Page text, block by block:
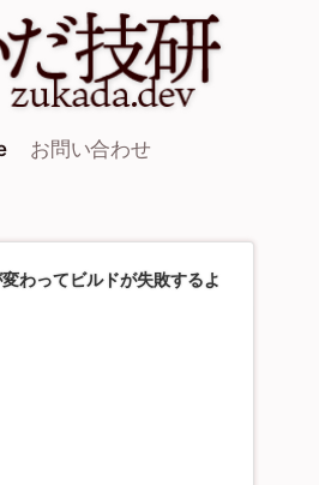
お問い合わせ
わってビルドが失敗するよ